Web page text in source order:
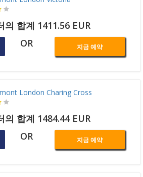
의 합계 1411.56 EUR
OR 지금 예약
London Charing Cross
의 합계 1484.44 EUR
OR 지금 예약